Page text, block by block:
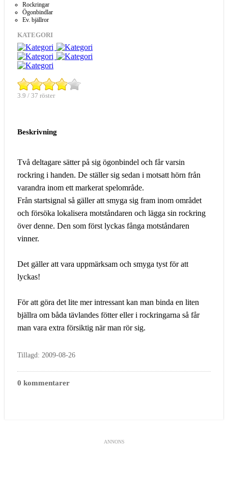
Rockringar
Ögonbindlar
Ev. bjällror
KATEGORI
3.9 / 37 röster
Beskrivning
Två deltagare sätter på sig ögonbindel och får varsin
rockring i handen. De ställer sig sedan i motsatt hörn från
varandra inom ett markerat spelområde.
Från startsignal så gäller att smyga sig fram inom området
och försöka lokalisera motståndaren och lägga sin rockring
över denne. Den som först lyckas fånga motståndaren
vinner.
Det gäller att vara uppmärksam och smyga tyst för att
lyckas!
För att göra det lite mer intressant kan man binda en liten
bjällra om båda tävlandes fötter eller i rockringarna så får
man vara extra försiktig när man rör sig.
Tillagd: 2009-08-26
0 kommentarer
ANNONS